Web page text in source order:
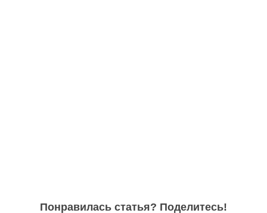
Понравилась статья? Поделитесь!